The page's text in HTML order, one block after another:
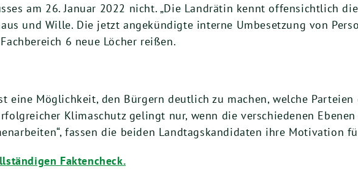
am 26. Januar 2022 nicht. „Die Landrätin kennt offensichtlich
und Wille. Die jetzt angekündigte interne Umbesetzung von
6 neue Löcher reißen.
eine Möglichkeit, den Bürgern deutlich zu machen, welche
Klimaschutz gelingt nur, wenn die verschiedenen
fassen die beiden Landtagskandidaten ihre Motivation
Faktencheck.